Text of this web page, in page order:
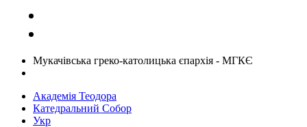
Мукачівська греко-католицька єпархія - МГКЄ
Академія Теодора
Катедральний Собор
Укр